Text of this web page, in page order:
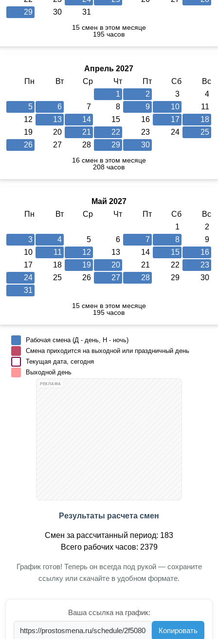
29
30 31
15 смен в этом месяце
195 часов
Апрель 2027
Пн
Вт Ср Чт Пт Сб
Вс
1
2 3
4
5
6 7 8 9 10
11
12
13 14 15 16 17
18
19
20 21 22 23 24
25
26
27 28 29 30
16 смен в этом месяце
208 часов
Май 2027
Пн
Вт Ср Чт Пт Сб
Вс
1
2
3
4 5 6 7 8
9
10
11 12 13 14 15
16
17
18 19 20 21 22
23
24
25 26 27 28 29
30
31
15 смен в этом месяце
195 часов
Рабочая смена (Д - день, Н - ночь)
Смена приходится на выходной или праздничный день
Текущая дата, сегодня
Выходной день
РЕКЛАМА
Результаты расчета смен
Смен за рассчитанный период: 183
Всего рабочих часов: 2379
График готов! Теперь он всегда под рукой — сохраните
ссылку или скачайте в удобном формате.
Ваша ссылка на график:
Копировать